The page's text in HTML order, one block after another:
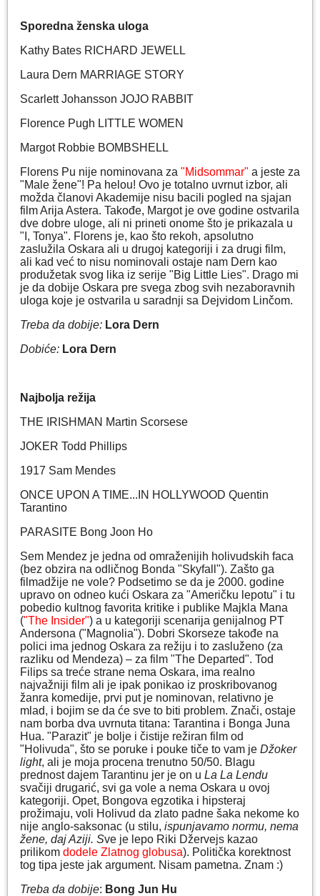
Sporedna ženska uloga
Kathy Bates RICHARD JEWELL
Laura Dern MARRIAGE STORY
Scarlett Johansson JOJO RABBIT
Florence Pugh LITTLE WOMEN
Margot Robbie BOMBSHELL
Florens Pu nije nominovana za "Midsommar" a jeste za
"Male žene"! Pa helou! Ovo je totalno uvrnut izbor, ali
možda članovi Akademije nisu bacili pogled na sjajan
film Arija Astera. Takođe, Margot je ove godine ostvarila
dve dobre uloge, ali ni prineti onome što je prikazala u
"I, Tonya". Florens je, kao što rekoh, apsolutno
zaslužila Oskara ali u drugoj kategoriji i za drugi film,
ali kad već to nisu nominovali ostaje nam Dern kao
produžetak svog lika iz serije "Big Little Lies". Drago mi
je da dobije Oskara pre svega zbog svih nezaboravnih
uloga koje je ostvarila u saradnji sa Dejvidom Linčom.
Treba da dobije: Lora Dern
Dobiće: Lora Dern
Najbolja režija
THE IRISHMAN Martin Scorsese
JOKER Todd Phillips
1917 Sam Mendes
ONCE UPON A TIME...IN HOLLYWOOD Quentin
Tarantino
PARASITE Bong Joon Ho
Sem Mendez je jedna od omraženijih holivudskih faca
(bez obzira na odličnog Bonda "Skyfall"). Zašto ga
filmadžije ne vole? Podsetimo se da je 2000. godine
upravo on odneo kući Oskara za "Američku lepotu" i tu
pobedio kultnog favorita kritike i publike Majkla Mana
("The Insider") a u kategoriji scenarija genijalnog PT
Andersona ("Magnolia"). Dobri Skorseze takođe na
polici ima jednog Oskara za režiju i to zasluženo (za
razliku od Mendeza) – za film "The Departed". Tod
Filips sa treće strane nema Oskara, ima realno
najvažniji film ali je ipak ponikao iz proskribovanog
žanra komedije, prvi put je nominovan, relativno je
mlad, i bojim se da će sve to biti problem. Znači, ostaje
nam borba dva uvrnuta titana: Tarantina i Bonga Juna
Hua. "Parazit" je bolje i čistije režiran film od
"Holivuda", što se poruke i pouke tiče to vam je Džoker
light, ali je moja procena trenutno 50/50. Blagu
prednost dajem Tarantinu jer je on u La La Lendu
svačiji drugarić, svi ga vole a nema Oskara u ovoj
kategoriji. Opet, Bongova egzotika i hipsteraj
prožimaju, voli Holivud da zlato padne šaka nekome ko
nije anglo-saksonac (u stilu, ispunjavamo normu, nema
žene, daj Aziji. Sve je lepo Riki Džervejs kazao
prilikom dodele Zlatnog globusa). Politička korektnost
tog tipa jeste jak argument. Nisam pametna. Znam :)
Treba da dobije: Bong Jun Hu